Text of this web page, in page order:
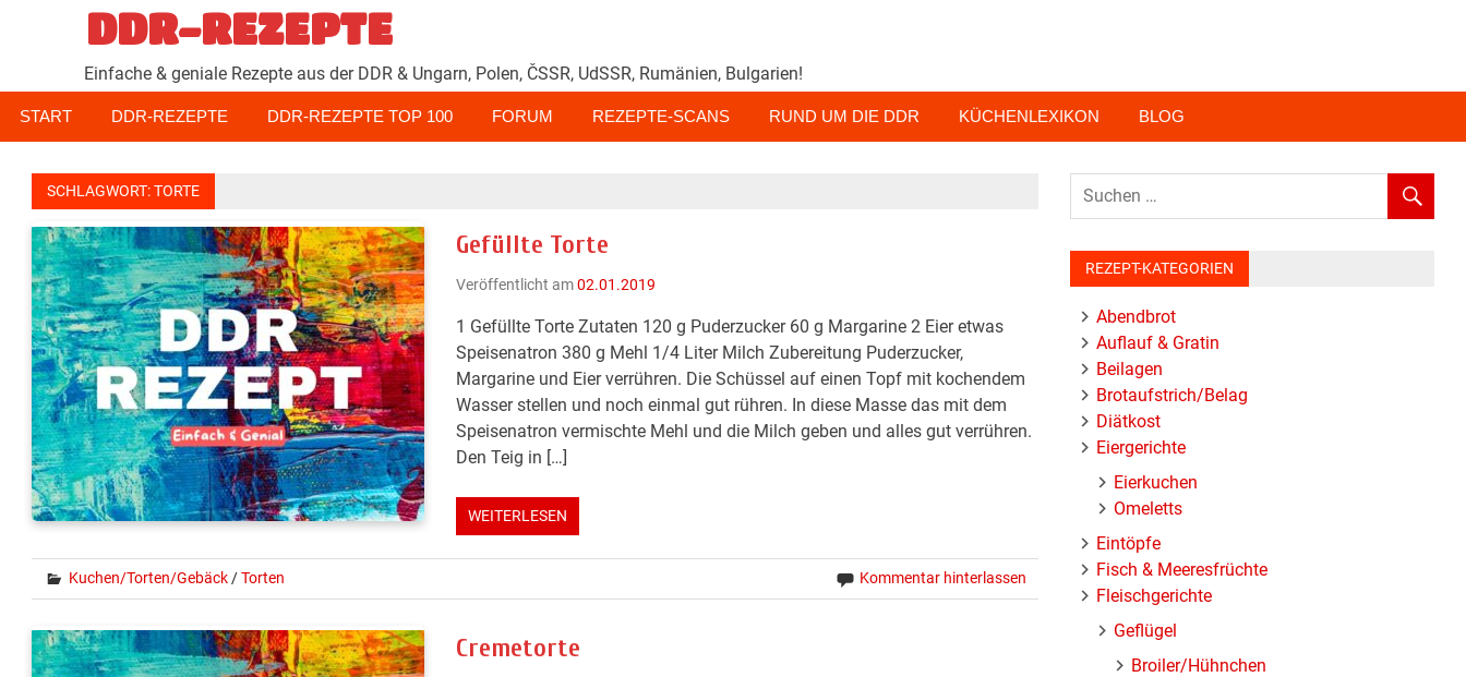
Zum
Inhalt
springen
DDR-REZEPTE
Einfache & geniale Rezepte aus der DDR & Ungarn, Polen, ČSSR, UdSSR, Rumänien, Bulgarien!
START DDR-REZEPTE DDR-REZEPTE TOP 100 FORUM REZEPTE-SCANS RUND UM DIE DDR KÜCHENLEXIKON BLOG
SCHLAGWORT:TORTE
Gefüllte Torte
Veröffentlicht am02.01.2019
1 Gefüllte Torte Zutaten 120 g Puderzucker 60 g Margarine 2 Eier etwas
Speisenatron 380 g Mehl 1/4 Liter Milch Zubereitung Puderzucker,
Margarine und Eier verrühren. Die Schüssel auf einen Topf mit kochendem
Wasser stellen und noch einmal gut rühren. In diese Masse das mit dem
Speisenatron vermischte Mehl und die Milch geben und alles gut verrühren.
Den Teig in […]
WEITERLESEN
Kuchen/Torten/Gebäck/Torten Kommentar hinterlassen
Cremetorte
REZEPT-KATEGORIEN
Abendbrot
Auflauf & Gratin
Beilagen
Brotaufstrich/Belag
Diätkost
Eiergerichte
Eierkuchen
Omeletts
Eintöpfe
Fisch & Meeresfrüchte
Fleischgerichte
Geflügel
Broiler/Hühnchen